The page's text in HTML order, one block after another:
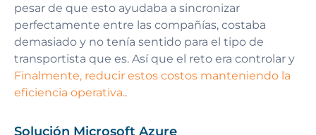
pesar de que esto ayudaba a sincronizar
perfectamente entre las compañías, costaba
demasiado y no tenía sentido para el tipo de
transportista que es. Así que el reto era controlar y
Finalmente, reducir estos costos manteniendo la
eficiencia operativa..
Solución Microsoft Azure